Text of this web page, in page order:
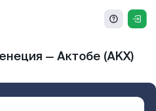
— Актобе (AKX)